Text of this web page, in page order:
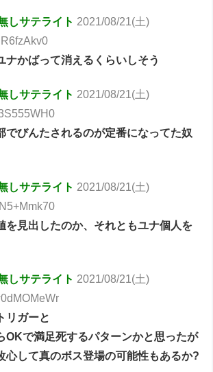
しサテライト 2021/08/21(土)
ナかばって消えるくらいしそう
しサテライト 2021/08/21(土)
でびんたされるのが定番になってた奴
しサテライト 2021/08/21(土)
を見出したのか、それともユナ個人を
しサテライト 2021/08/21(土)
リガーと
OKで満足死するパターンかと思ったが
心して真のボス登場の可能性もあるか?